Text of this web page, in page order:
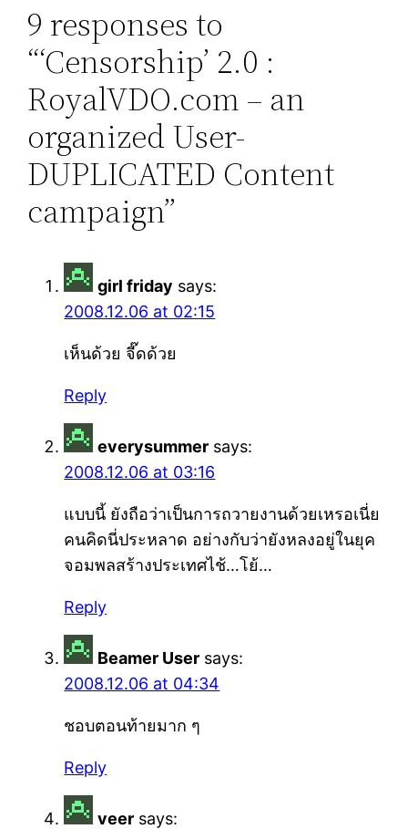
9 responses to
“‘Censorship’ 2.0 :
RoyalVDO.com – an
organized User-
DUPLICATED Content
campaign”
girl friday says:
2008.12.06 at 02:15
เห็นด้วย จี๊ดด้วย
Reply
everysummer says:
2008.12.06 at 03:16
แบบนี้ ยังถือว่าเป็นการถวายงานด้วยเหรอเนี่ย
คนคิดนี่ประหลาด อย่างกับว่ายังหลงอยู่ในยุค
จอมพลสร้างประเทศไช้…โย้…
Reply
Beamer User says:
2008.12.06 at 04:34
ชอบตอนท้ายมาก ๆ
Reply
veer says: